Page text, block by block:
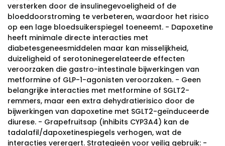
versterken door de insulinegevoeligheid of de
bloeddoorstroming te verbeteren, waardoor het risico
op een lage bloedsuikerspiegel toeneemt. - Dapoxetine
heeft minimale directe interacties met
diabetesgeneesmiddelen maar kan misselijkheid,
duizeligheid of serotoninegerelateerde effecten
veroorzaken die gastro-intestinale bijwerkingen van
metformine of GLP-1-agonisten veroorzaken. - Geen
belangrijke interacties met metformine of SGLT2-
remmers, maar een extra dehydratierisico door de
bijwerkingen van dapoxetine met SGLT2-geïnduceerde
diurese. - Grapefruitsap (inhibits CYP3A4) kan de
tadalafil/dapoxetinespiegels verhogen, wat de
interacties verergert. Strategieën voor veilig gebruik: -